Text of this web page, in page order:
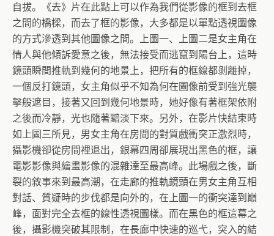
自拔。《去》片在此點上可以作為我們從影像的框到去框
之間的橋樑，而去了框的影像，大多都是以單點透視圖像
的方式滲透到其他圖像之間。上圖一、上圖二是女主角在
情人與他傾訴愛意之後，無法接受而逃竄到陽台上，這時
鏡頭瞬間推軌到幾何的地景上，把所有的框線都剝離掉，
一個反打鏡頭，女主角似乎不知為何在圖像前受到強光襲
擊般遮目，接著又回到幾何地景時，她好像有著框架依附
之後而冷靜，光也隨著黯淡下來。另外，在影片快結束時
如上圖三所見，男女主角在房間的對質戲衝突正激烈時，
攝影機卻從房間裡退出，銀幕四周卻展現出黑色的框，讓
電影影像與繪畫影像的混雜達至最高峰。此場戲之後，斷
裂的敘事來到最高潮，在走廊的推軌鏡頭在男女主角互相
對話、質疑時的步伐都是向外的，在上圖一的衝突達到巔
峰，面對完全去框的線性透視圖樣。而在黑色的框這幕之
後，攝影機突破其限制，在長廊中快速的巡弋，突入的結